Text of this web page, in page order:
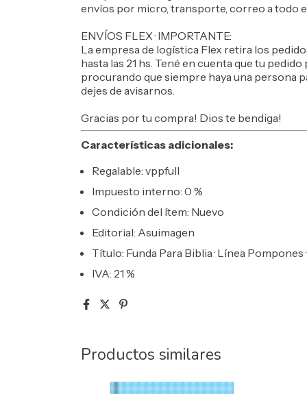
envíos por micro, transporte, correo a todo
ENVÍOS FLEX · IMPORTANTE:
La empresa de logística Flex retira los
hasta las 21 hs. Tené en cuenta que tu
procurando que siempre haya una persona
dejes de avisarnos.
Gracias por tu compra! Dios te bendiga!
Características adicionales:
Regalable: vppfull
Impuesto interno: 0 %
Condición del ítem: Nuevo
Editorial: Asuimagen
Título: Funda Para Biblia · Línea Pompones ·
IVA: 21 %
Productos similares